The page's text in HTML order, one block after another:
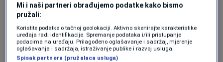
╰┈➤ Program N1 televizije možete pratiti
UŽIVO naovom linkukao i putem aplikacija za
Android/iPhone/iPad
Mi i naši partneri obrađujemo podatke kako bismo
pružali:
Koristite podatke o tačnoj geolokaciji. Aktivno skenirajte karakteristike
uređaja radi identifikacije. Spremanje podataka i/ili pristupanje
podacima na uređaju. Prilagođeno oglašavanje i sadržaj, mjerenje
oglašavanja i sadržaja, istraživanje publike i razvoj usluga.
Spisak partnera (pružalaca usluga)